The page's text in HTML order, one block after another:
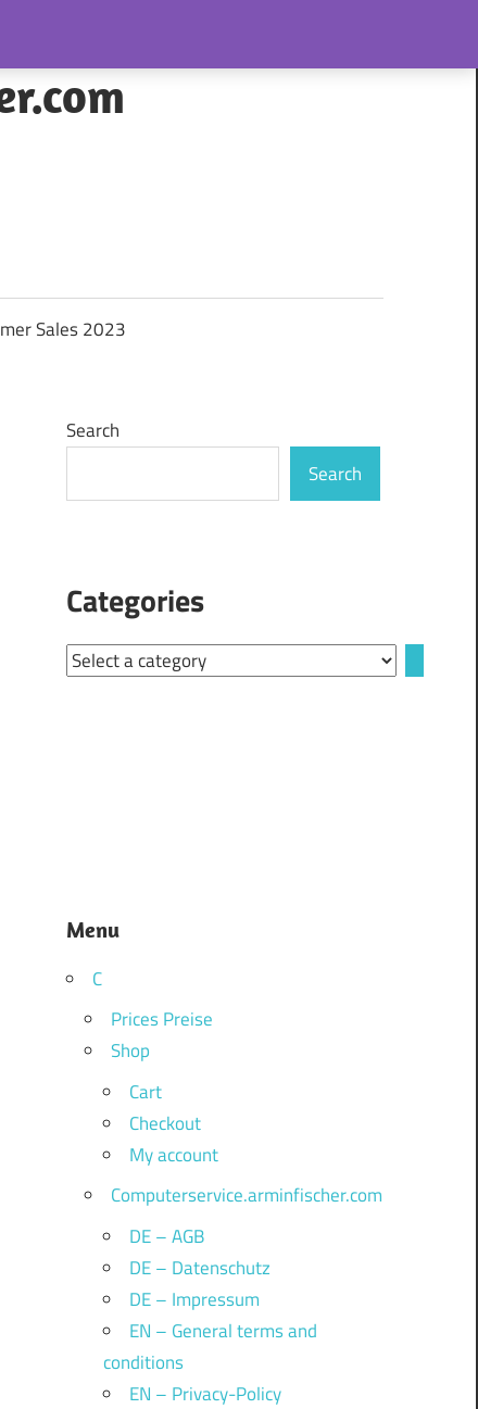
Sales 2023
Search
Search
Categories
Select
Menu
C
Prices Preise
Shop
Cart
Checkout
My account
Computerservice.arminfischer.com
DE – AGB
DE – Datenschutz
DE – Impressum
EN – General terms and
conditions
EN – Privacy-Policy